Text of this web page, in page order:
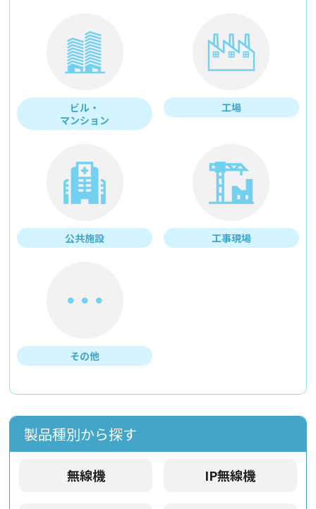
ビル・
マンション
工場
公共施設 工事現場
その他
製品種別から探す
無線機 IP無線機